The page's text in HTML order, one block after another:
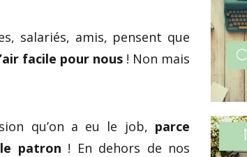
salariés, amis, pensent que
facile pour nous ! Non mais
qu’on a eu le job, parce
patron ! En dehors de nos